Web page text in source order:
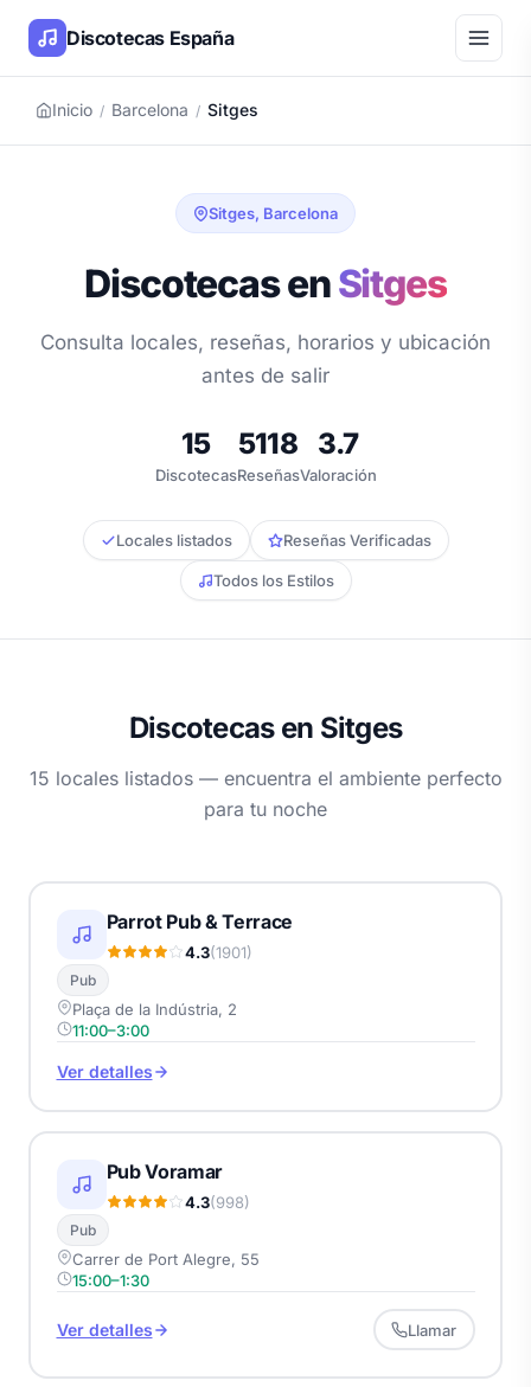
Discotecas España
Inicio / Barcelona / Sitges
Sitges, Barcelona
Discotecas enSitges
Consulta locales, reseñas, horarios y ubicación
antes de salir
15
Discotecas
5118
Reseñas
3.7
Valoración
Locales listados Reseñas Verificadas
Todos los Estilos
Discotecas en Sitges
15 locales listados — encuentra el ambiente perfecto
para tu noche
Parrot Pub & Terrace
4.3(1901)
Pub
Plaça de la Indústria, 2
11:00–3:00
Ver detalles
Pub Voramar
4.3(998)
Pub
Carrer de Port Alegre, 55
15:00–1:30
Ver detalles Llamar